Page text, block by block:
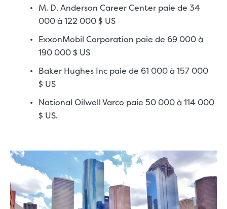
M. D. Anderson Career Center paie de 34
000 à 122 000 $ US
ExxonMobil Corporation paie de 69 000 à
190 000 $ US
Baker Hughes Inc paie de 61 000 à 157 000
$ US
National Oilwell Varco paie 50 000 à 114 000
$ US.